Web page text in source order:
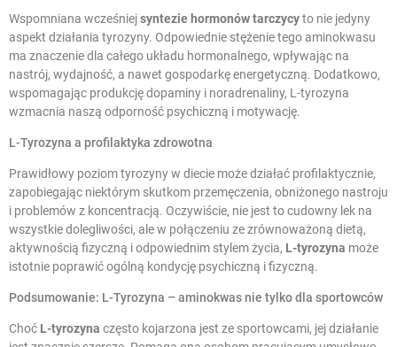
Wspomniana wcześniejsyntezie hormonów tarczycyto nie jedyny
aspekt działania tyrozyny. Odpowiednie stężenie tego aminokwasu
ma znaczenie dla całego układu hormonalnego, wpływając na
nastrój, wydajność, a nawet gospodarkę energetyczną. Dodatkowo,
wspomagając produkcję dopaminy i noradrenaliny, L-tyrozyna
wzmacnia naszą odporność psychiczną i motywację.
L-Tyrozyna a profilaktyka zdrowotna
Prawidłowy poziom tyrozyny w diecie może działać profilaktycznie,
zapobiegając niektórym skutkom przemęczenia, obniżonego nastroju
i problemów z koncentracją. Oczywiście, nie jest to cudowny lek na
wszystkie dolegliwości, ale w połączeniu ze zrównoważoną dietą,
aktywnością fizyczną i odpowiednim stylem życia, L-tyrozyna może
istotnie poprawić ogólną kondycję psychiczną i fizyczną.
Podsumowanie: L-Tyrozyna – aminokwas nie tylko dla sportowców
Choć L-tyrozyna często kojarzona jest ze sportowcami, jej działanie